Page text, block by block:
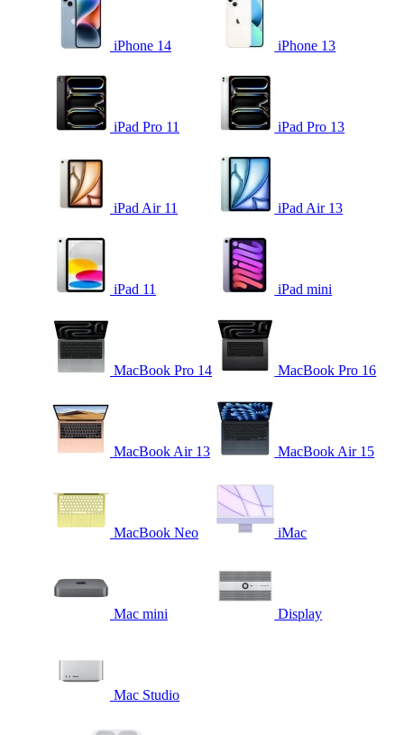
iPhone 14 iPhone 13
iPad Pro 11 iPad Pro 13
iPad Air 11 iPad Air 13
iPad 11 iPad mini
MacBook Pro 14 MacBook Pro 16
MacBook Air 13 MacBook Air 15
MacBook Neo iMac
Mac mini Display
Mac Studio